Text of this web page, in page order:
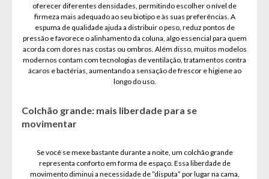
oferecer diferentes densidades, permitindo escolher o nível de
firmeza mais adequado ao seu biotipo e às suas preferências. A
espuma de qualidade ajuda a distribuir o peso, reduz pontos de
pressão e favorece o alinhamento da coluna, algo essencial para quem
acorda com dores nas costas ou ombros. Além disso, muitos modelos
modernos contam com tecnologias de ventilação, tratamentos contra
ácaros e bactérias, aumentando a sensação de frescor e higiene ao
longo do uso.
Colchão grande: mais liberdade para se
movimentar
Se você se mexe bastante durante a noite, um colchão grande
representa conforto em forma de espaço. Essa liberdade de
movimento diminui a necessidade de “disputa” por lugar na cama,